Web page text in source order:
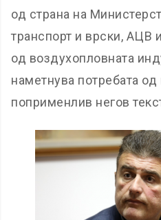
од страна на
транспорт и врски, АЦВ
од воздухопловната
наметнува потребата
поприменлив негов